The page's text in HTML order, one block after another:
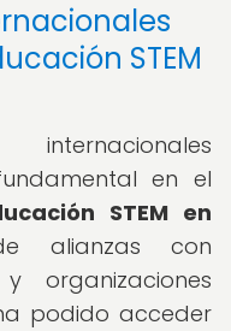
STEM
en el
STEM en
alianzas con
organizaciones
podido acceder